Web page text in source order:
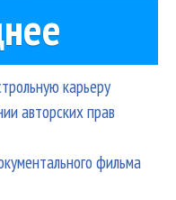
карьеру
авторских прав
фильма